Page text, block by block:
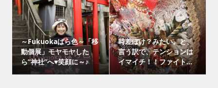
～Fukuokaばら色～「移
動個展」モヤモヤした
ら”神社”へ♥笑顔に～♪
時差ぼけ？みたい。と、
言う訳で、テンションは
イマイチ！！ファイト...